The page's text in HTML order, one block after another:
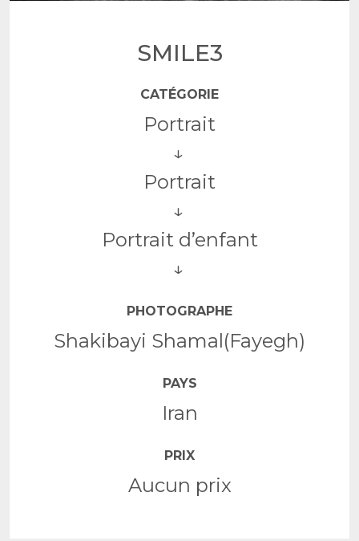
SMILE3
CATÉGORIE
Portrait
Portrait
Portrait d’enfant
PHOTOGRAPHE
Shakibayi Shamal(Fayegh)
PAYS
Iran
PRIX
Aucun prix